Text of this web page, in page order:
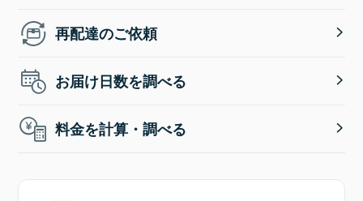
再配達のご依頼
お届け日数を調べる
料金を計算・調べる